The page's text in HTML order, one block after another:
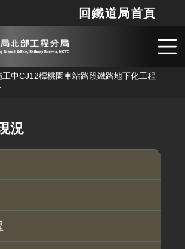
回鐵道局首頁
工中CJ12標桃園車站路段鐵路地下化工程
況